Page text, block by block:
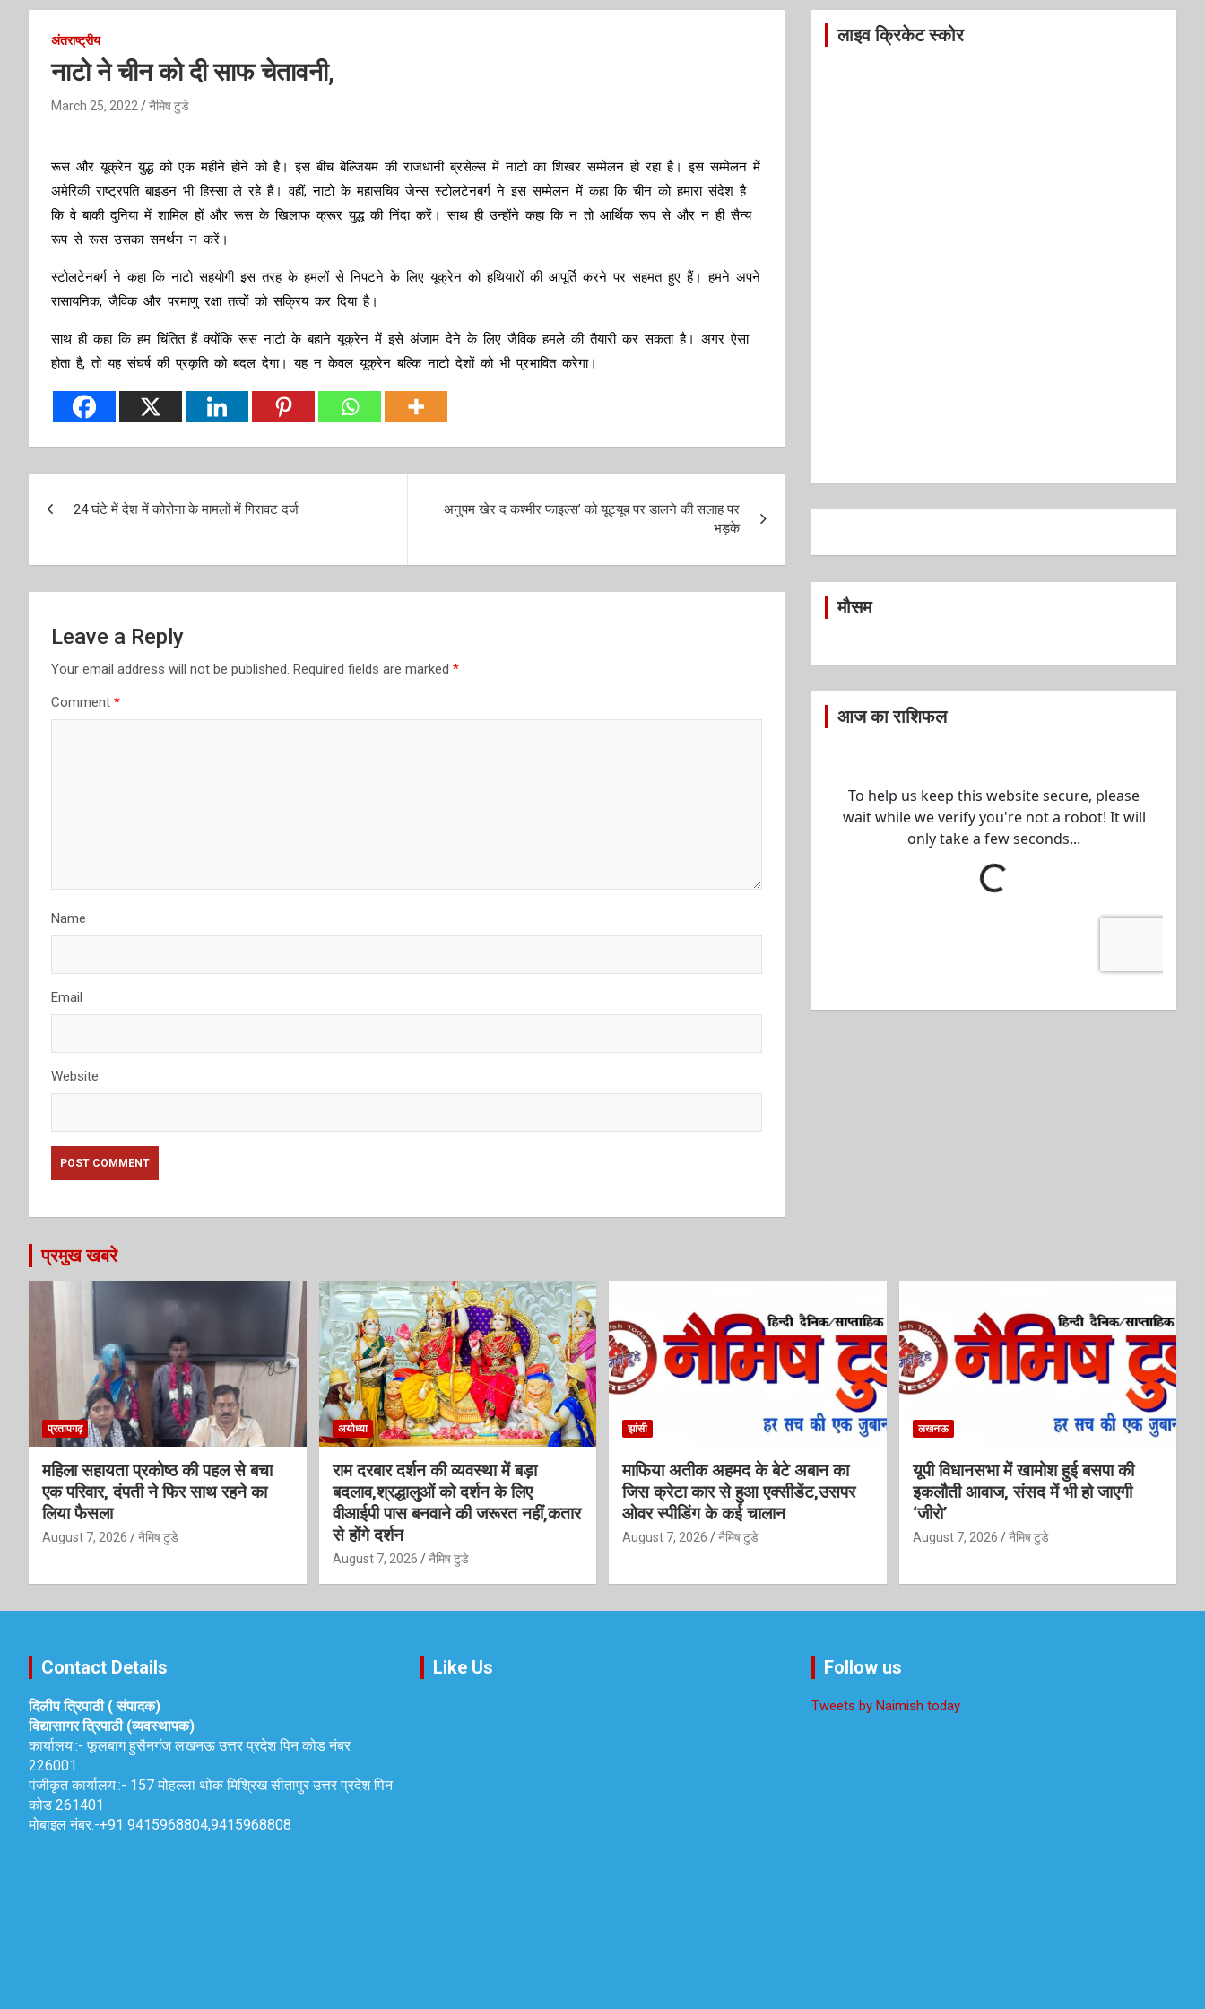
अंतराष्ट्रीय
नाटो ने चीन को दी साफ चेतावनी,
March 25, 2022 नैमिष टुडे
रूस और यूक्रेन युद्ध को एक महीने होने को है। इस बीच बेल्जियम की राजधानी ब्रसेल्स में नाटो का शिखर सम्मेलन हो रहा है। इस सम्मेलन में
अमेरिकी राष्ट्रपति बाइडन भी हिस्सा ले रहे हैं। वहीं, नाटो के महासचिव जेन्स स्टोलटेनबर्ग ने इस सम्मेलन में कहा कि चीन को हमारा संदेश है
कि वे बाकी दुनिया में शामिल हों और रूस के खिलाफ क्रूर युद्ध की निंदा करें। साथ ही उन्होंने कहा कि न तो आर्थिक रूप से और न ही सैन्य
रूप से रूस उसका समर्थन न करें।
स्टोलटेनबर्ग ने कहा कि नाटो सहयोगी इस तरह के हमलों से निपटने के लिए यूक्रेन को हथियारों की आपूर्ति करने पर सहमत हुए हैं। हमने अपने
रासायनिक, जैविक और परमाणु रक्षा तत्वों को सक्रिय कर दिया है।
साथ ही कहा कि हम चिंतित हैं क्योंकि रूस नाटो के बहाने यूक्रेन में इसे अंजाम देने के लिए जैविक हमले की तैयारी कर सकता है। अगर ऐसा
होता है, तो यह संघर्ष की प्रकृति को बदल देगा। यह न केवल यूक्रेन बल्कि नाटो देशों को भी प्रभावित करेगा।
24 घंटे में देश में कोरोना के मामलों में गिरावट दर्ज
अनुपम खेर द कश्मीर फाइल्स’ को यूट्यूब पर डालने की सलाह पर
भड़के
Leave a Reply
Your email address will not be published. Required fields are marked *
Comment *
Name
Email
Website
लाइव क्रिकेट स्कोर
मौसम
आज का राशिफल
प्रमुख खबरे
प्रतापगढ़
महिला सहायता प्रकोष्ठ की पहल से बचा
एक परिवार, दंपती ने फिर साथ रहने का
लिया फैसला
August 7, 2026 नैमिष टुडे
अयोध्या
राम दरबार दर्शन की व्यवस्था में बड़ा
बदलाव,श्रद्धालुओं को दर्शन के लिए
वीआईपी पास बनवाने की जरूरत नहीं,कतार
से होंगे दर्शन
August 7, 2026 नैमिष टुडे
झांसी
माफिया अतीक अहमद के बेटे अबान का
जिस क्रेटा कार से हुआ एक्सीडेंट,उसपर
ओवर स्पीडिंग के कई चालान
August 7, 2026 नैमिष टुडे
लखनऊ
यूपी विधानसभा में खामोश हुई बसपा की
इकलौती आवाज, संसद में भी हो जाएगी
‘जीरो’
August 7, 2026 नैमिष टुडे
Contact Details
दिलीप त्रिपाठी ( संपादक)
विद्यासागर त्रिपाठी (व्यवस्थापक)
कार्यालय::-फूलबाग हुसैनगंज लखनऊ उत्तर प्रदेश पिन कोड नंबर
226001
पंजीकृत कार्यालय::- 157 मोहल्ला थोक मिश्रिख सीतापुर उत्तर प्रदेश पिन
कोड 261401
मोबाइल नंबर:-+91 9415968804,9415968808
Like Us Follow us
Tweets by Naimish today